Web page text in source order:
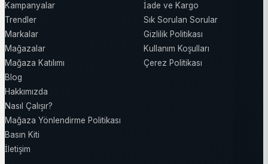
Kampanyalar
Trendler
Markalar
Mağazalar
Mağaza Katılımı
Blog
Hakkımızda
Nasıl Çalışır?
Mağaza Yönlendirme Politikası
Basın Kiti
İletişim
İade ve Kargo
Sık Sorulan Sorular
Gizlilik Politikası
Kullanım Koşulları
Çerez Politikası